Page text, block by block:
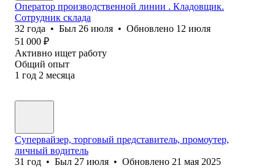
Оператор производственной линии . Кладовщик.
Сотрудник склада
32 года • Был 26 июля • Обновлено 12 июля
51 000 ₽
Активно ищет работу
Общий опыт
1 год 2 месяца
Супервайзер, торговый представитель, промоутер,
личный водитель
31 год • Был 27 июля • Обновлено 21 мая 2025